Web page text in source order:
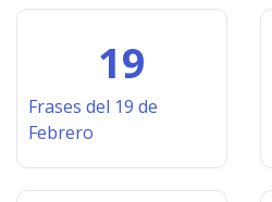
19
Frases del 19 de
Febrero